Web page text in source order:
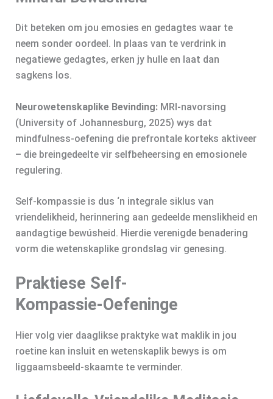
Dit beteken om jou emosies en gedagtes waar te
neem sonder oordeel. In plaas van te verdrink in
negatiewe gedagtes, erken jy hulle en laat dan
sagkens los.
Neurowetenskaplike Bevinding:MRI‑navorsing
(University of Johannesburg, 2025) wys dat
mindfulness‑oefening die prefrontale korteks aktiveer
– die breingedeelte vir selfbeheersing en emosionele
regulering.
Self-kompassie is dus ‘n integrale siklus van
vriendelikheid, herinnering aan gedeelde menslikheid en
aandagtige bewúsheid. Hierdie verenigde benadering
vorm die wetenskaplike grondslag vir genesing.
Praktiese Self-
Kompassie‑Oefeninge
Hier volg vier daaglikse praktyke wat maklik in jou
roetine kan insluit en wetenskaplik bewys is om
liggaamsbeeld-skaamte te verminder.